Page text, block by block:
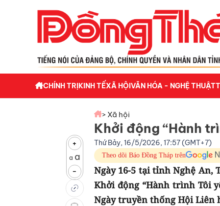
CHÍNH TRỊKINH TẾXÃ HỘIVĂN HÓA - NGHỆ THUẬT
+
a a
-
> Xã hội
Khởi động “Hành
Thứ Bảy, 16/5/2026, 17:57 (GMT+7)
Theo dõi Báo Đồng Tháp trên
Ngày 16-5 tại tỉnh Nghệ
Khởi động “Hành trình Tôi
Ngày truyền thống Hội Liên